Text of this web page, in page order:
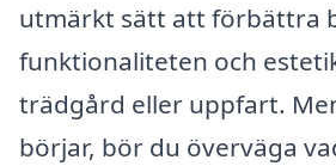
utmärkt sätt att förbättra
funktionaliteten och
trädgård eller uppfart.
börjar, bör du överväga